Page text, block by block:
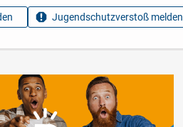
Jugendschutzverstoß melden